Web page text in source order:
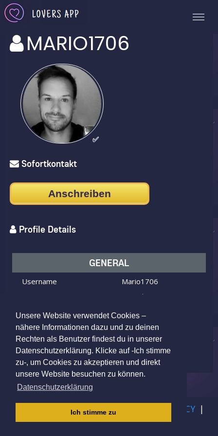
Unsere Website verwendet Cookies –
nähere Informationen dazu und zu deinen
Rechten als Benutzer findest du in unserer
Datenschutzerklärung. Klicke auf -Ich stimme
zu-, um Cookies zu akzeptieren und direkt
unsere Website besuchen zu können.
Datenschutzerklärung
Ich stimme zu
MARIO1706
✅
Sofortkontakt
Anschreiben
Profile Details
GENERAL
Username
Mario1706
Male
Looking for
Female
Age
47 y.o.
Location
Leipzig, Germany
TERMS OF USE PRIVACY POLICY |
CHILDREN PRIVACY